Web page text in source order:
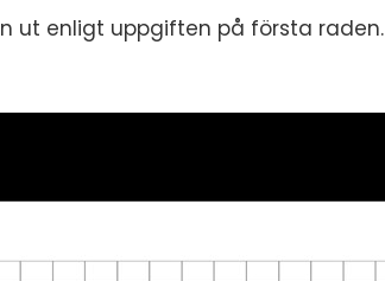
ut enligt uppgiften på första raden.